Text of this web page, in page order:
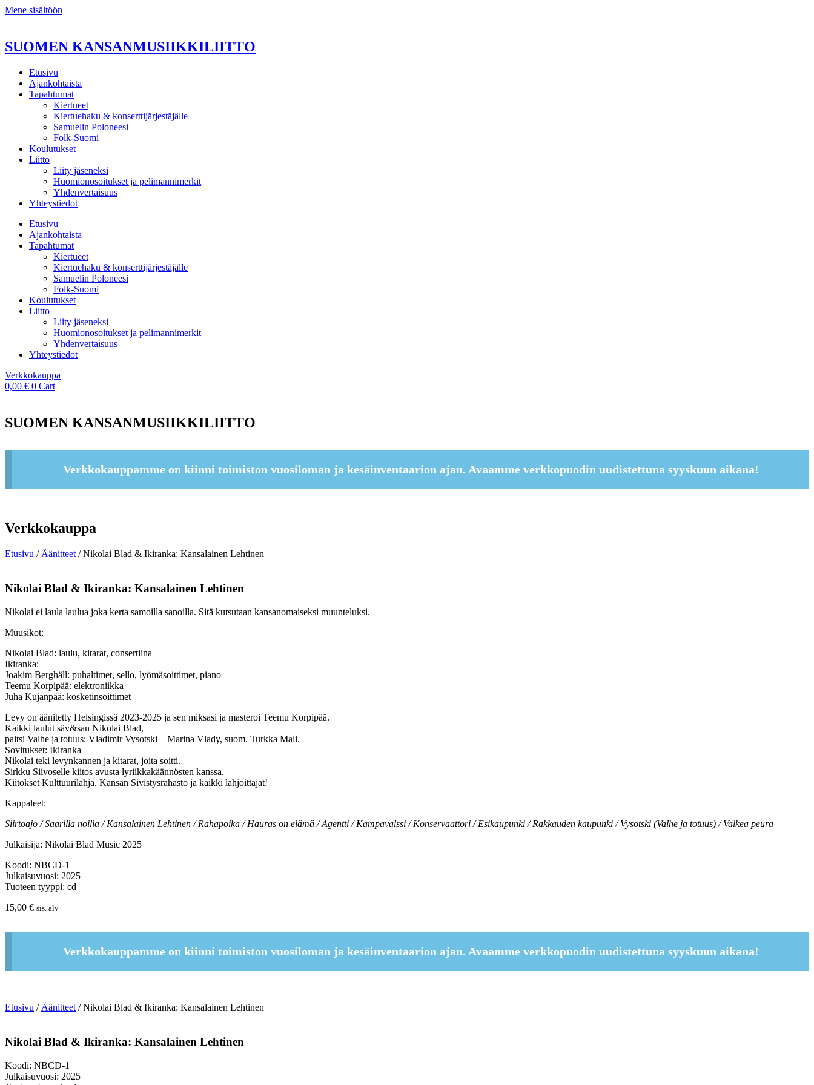
Mene sisältöön
SUOMEN KANSANMUSIIKKILIITTO
Etusivu
Ajankohtaista
Tapahtumat
Kiertueet
Kiertuehaku & konserttijärjestäjälle
Samuelin Poloneesi
Folk-Suomi
Koulutukset
Liitto
Liity jäseneksi
Huomionosoitukset ja pelimannimerkit
Yhdenvertaisuus
Yhteystiedot
Etusivu
Ajankohtaista
Tapahtumat
Kiertueet
Kiertuehaku & konserttijärjestäjälle
Samuelin Poloneesi
Folk-Suomi
Koulutukset
Liitto
Liity jäseneksi
Huomionosoitukset ja pelimannimerkit
Yhdenvertaisuus
Yhteystiedot
Verkkokauppa
0,00 € 0 Cart
SUOMEN KANSANMUSIIKKILIITTO
Verkkokauppamme on kiinni toimiston vuosiloman ja kesäinventaarion ajan. Avaamme verkkopuodin uudistettuna syyskuun aikana!
Verkkokauppa
Etusivu / Äänitteet / Nikolai Blad & Ikiranka: Kansalainen Lehtinen
Nikolai Blad & Ikiranka: Kansalainen Lehtinen
Nikolai ei laula laulua joka kerta samoilla sanoilla. Sitä kutsutaan kansanomaiseksi muunteluksi.
Muusikot:
Nikolai Blad: laulu, kitarat, consertiina
Ikiranka:
Joakim Berghäll: puhaltimet, sello, lyömäsoittimet, piano
Teemu Korpipää: elektroniikka
Juha Kujanpää: kosketinsoittimet
Levy on äänitetty Helsingissä 2023-2025 ja sen miksasi ja masteroi Teemu Korpipää.
Kaikki laulut säv&san Nikolai Blad,
paitsi Valhe ja totuus: Vladimir Vysotski – Marina Vlady, suom. Turkka Mali.
Sovitukset: Ikiranka
Nikolai teki levynkannen ja kitarat, joita soitti.
Sirkku Siivoselle kiitos avusta lyriikkakäännösten kanssa.
Kiitokset Kulttuurilahja, Kansan Sivistysrahasto ja kaikki lahjoittajat!
Kappaleet:
Siirtoajo / Saarilla noilla / Kansalainen Lehtinen / Rahapoika / Hauras on elämä / Agentti / Kampavalssi / Konservaattori / Esikaupunki / Rakkauden kaupunki / Vysotski (Valhe ja totuus) / Valkea peura
Julkaisija: Nikolai Blad Music 2025
Koodi: NBCD-1
Julkaisuvuosi: 2025
Tuoteen tyyppi: cd
15,00 € sis. alv
Verkkokauppamme on kiinni toimiston vuosiloman ja kesäinventaarion ajan. Avaamme verkkopuodin uudistettuna syyskuun aikana!
Etusivu /Äänitteet/ Nikolai Blad & Ikiranka: Kansalainen Lehtinen
Nikolai Blad & Ikiranka: Kansalainen Lehtinen
Koodi: NBCD-1
Julkaisuvuosi: 2025